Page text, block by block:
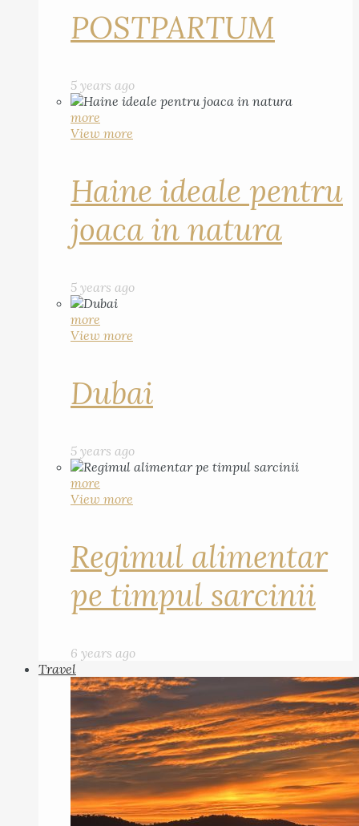
POSTPARTUM
5 years ago
more
View more
Haine ideale pentru
joaca in natura
5 years ago
more
View more
Dubai
5 years ago
more
View more
Regimul alimentar
pe timpul sarcinii
6 years ago
Travel